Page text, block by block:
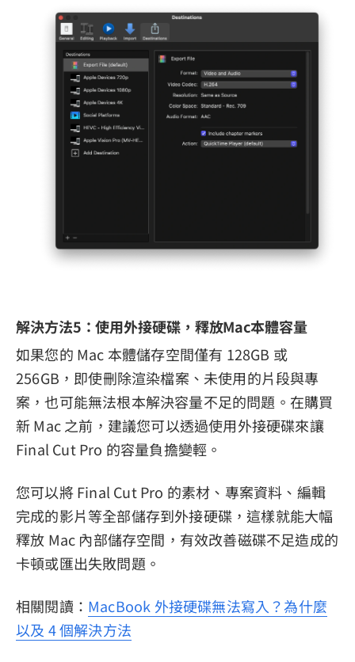
解決方法5：使用外接硬碟，釋放Mac本體容量
如果您的 Mac 本體儲存空間僅有 128GB 或
256GB，即使刪除渲染檔案、未使用的片段與專
案，也可能無法根本解決容量不足的問題。在購買
新 Mac 之前，建議您可以透過使用外接硬碟來讓
Final Cut Pro 的容量負擔變輕。
您可以將 Final Cut Pro 的素材、專案資料、編輯
完成的影片等全部儲存到外接硬碟，這樣就能大幅
釋放 Mac 內部儲存空間，有效改善磁碟不足造成的
卡頓或匯出失敗問題。
相關閱讀： MacBook 外接硬碟無法寫入？為什麼
以及 4 個解決方法